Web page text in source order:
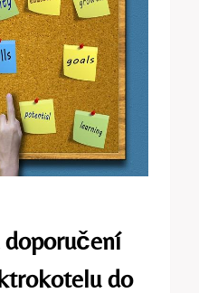
doporučení
do